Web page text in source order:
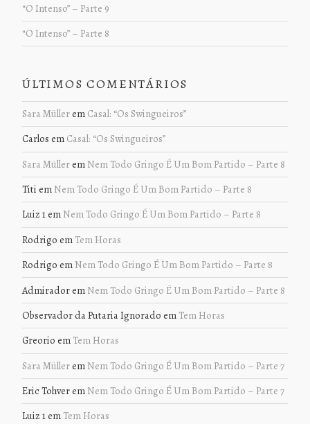
“O Intenso” – Parte 9
“O Intenso” – Parte 8
ÚLTIMOS COMENTÁRIOS
Sara Müllerem Casal: “Os Swingueiros”
Carlos em Casal: “Os Swingueiros”
Sara Müllerem Nem Todo Gringo É Um Bom Partido – Parte 8
Titi em Nem Todo Gringo É Um Bom Partido – Parte 8
Luiz 1em Nem Todo Gringo É Um Bom Partido – Parte 8
Rodrigo em Tem Horas
Rodrigo em Nem Todo Gringo É Um Bom Partido – Parte 8
Admiradorem Nem Todo Gringo É Um Bom Partido – Parte 8
Observador da Putaria Ignorado em Tem Horas
Greorio em Tem Horas
Sara Müllerem Nem Todo Gringo É Um Bom Partido – Parte 7
Eric Tohverem Nem Todo Gringo É Um Bom Partido – Parte 7
Luiz 1em Tem Horas